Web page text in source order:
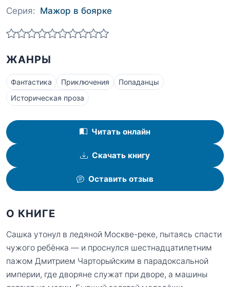
Серия: Мажор в боярке
ЖАНРЫ
Фантастика Приключения
Попаданцы
Историческая проза
Читать онлайн
Скачать книгу
Оставить отзыв
О КНИГЕ
Сашка утонул в ледяной Москве-реке, пытаясь спасти
чужого ребёнка — и проснулся шестнадцатилетним
пажом Дмитрием Чарторыйским в парадоксальной
империи, где дворяне служат при дворе, а машины